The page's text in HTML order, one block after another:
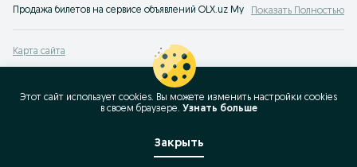
Продажа билетов на сервисе объявлений OLX.uz Муйнак. Множество
Показать Полностью
Карта сайта
Карта бизнес-страницы
Популярные запросы
Этот сайт использует cookies. Вы можете изменить настройки cookies
в своeм браузере. Узнать больше
Закрыть